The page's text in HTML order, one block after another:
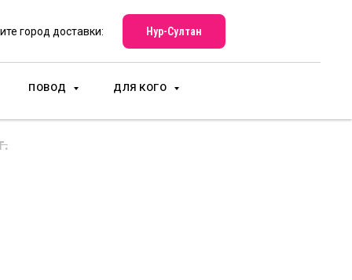
город доставки: Нур-Султан
ПОВОД ДЛЯ КОГО